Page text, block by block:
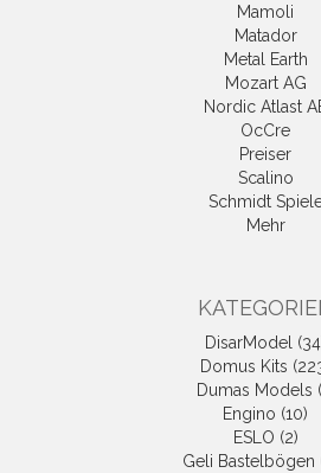
Mamoli
Matador
Metal Earth
Mozart AG
Nordic Atlast
OcCre
Preiser
Scalino
Schmidt
Mehr
DisarModel
Domus Kits
Dumas Models
Engino (10)
ESLO (2)
Geli Bastelbögen